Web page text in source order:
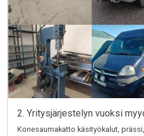
2. Yritysjärjestelyn vuoksi
Konesaumakatto käsityökalut,